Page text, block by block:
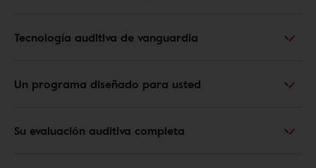
Tecnología auditiva de vanguardia
Un programa diseñado para usted
Su evaluación auditiva completa